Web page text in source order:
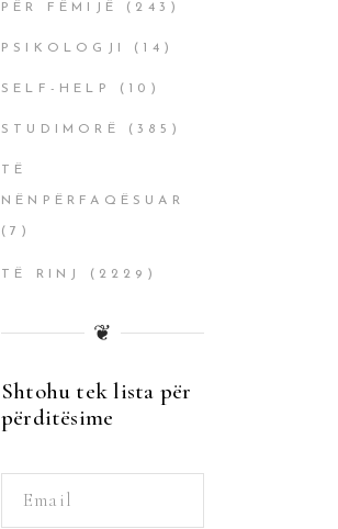
PËR FËMIJË (243)
PSIKOLOGJI (14)
SELF-HELP (10)
STUDIMORË (385)
TË
NËNPËRFAQËSUAR
(7)
TË RINJ (2229)
❦
Shtohu tek lista për
përditësime